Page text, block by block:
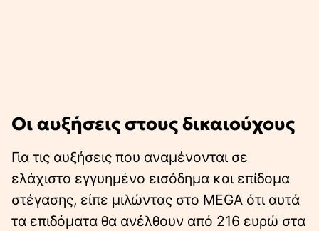
Οι αυξήσεις στους δικαιούχους
Για τις αυξήσεις που αναμένονται σε
ελάχιστο εγγυημένο εισόδημα και επίδομα
στέγασης, είπε μιλώντας στο MEGA ότι αυτά
τα επιδόματα θα ανέλθουν από 216 ευρώ στα